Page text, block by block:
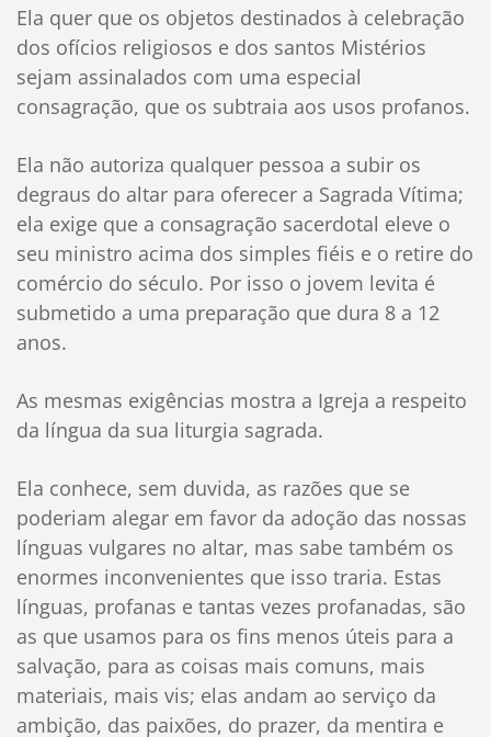
Ela quer que os objetos destinados à celebração
dos ofícios religiosos e dos santos Mistérios
sejam assinalados com uma especial
consagração, que os subtraia aos usos profanos.
Ela não autoriza qualquer pessoa a subir os
degraus do altar para oferecer a Sagrada Vítima;
ela exige que a consagração sacerdotal eleve o
seu ministro acima dos simples fiéis e o retire do
comércio do século. Por isso o jovem levita é
submetido a uma preparação que dura 8 a 12
anos.
As mesmas exigências mostra a Igreja a respeito
da língua da sua liturgia sagrada.
Ela conhece, sem duvida, as razões que se
poderiam alegar em favor da adoção das nossas
línguas vulgares no altar, mas sabe também os
enormes inconvenientes que isso traria. Estas
línguas, profanas e tantas vezes profanadas, são
as que usamos para os fins menos úteis para a
salvação, para as coisas mais comuns, mais
materiais, mais vis; elas andam ao serviço da
ambição, das paixões, do prazer, da mentira e